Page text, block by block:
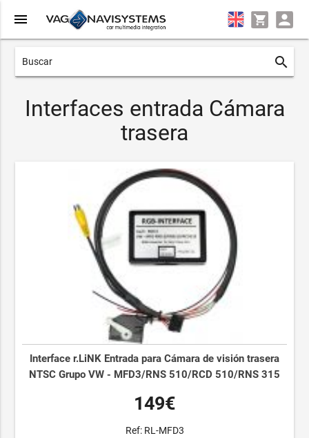
menu
search
Interfaces entrada Cámara
trasera
Interface r.LiNK Entrada para Cámara de visión trasera
NTSC Grupo VW - MFD3/RNS 510/RCD 510/RNS 315
149€
Ref: RL-MFD3